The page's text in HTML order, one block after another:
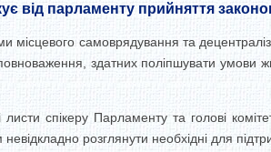
від парламенту прийняття
самоврядування та
здатних поліпшувати умови
листи спікеру Парламенту та голові
розглянути необхідні для